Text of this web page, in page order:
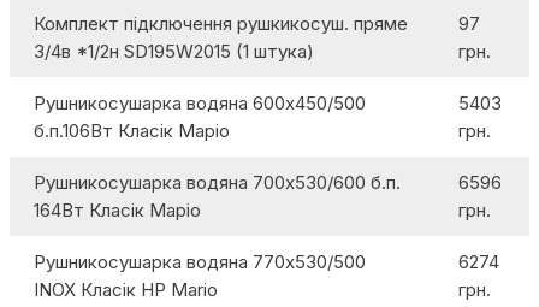
Комплект підключення рушкикосуш. пряме
3/4в *1/2н SD195W2015 (1 штука)
97
грн.
Рушникосушарка водяна 600х450/500
б.п.106Вт Класік Маріо
5403
грн.
Рушникосушарка водяна 700х530/600 б.п.
164Вт Класік Маріо
6596
грн.
Рушникосушарка водяна 770х530/500
INOX Класік НР Mario
6274
грн.